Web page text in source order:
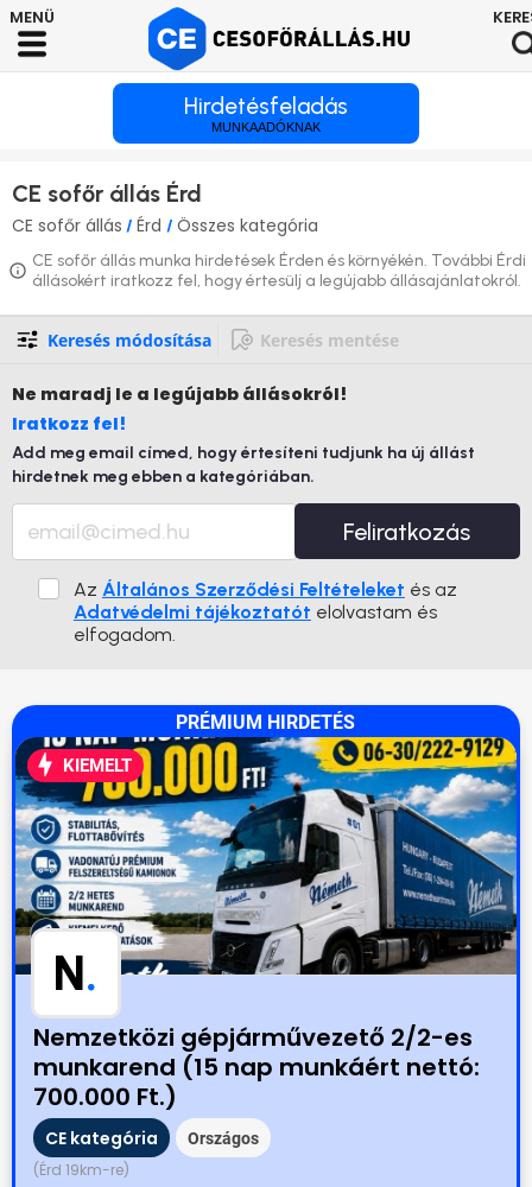
Hirdetésfeladás
MUNKAADÓKNAK
CE sofőr állás Érd
CE sofőr állás / Érd / Összes kategória
CE sofőr állás munka hirdetések Érden és környékén. További Érdi
állásokért iratkozz fel, hogy értesülj a legújabb állásajánlatokról.
Keresés módosítása Keresés mentése
Ne maradj le a legújabb állásokról!
Iratkozz fel!
Add meg email címed, hogy értesíteni tudjunk ha új állást
hirdetnek meg ebben a kategóriában.
Feliratkozás
Az Általános Szerződési Feltételeket és az
Adatvédelmi tájékoztatót elolvastam és
elfogadom.
PRÉMIUM HIRDETÉS
KIEMELT
N.
Nemzetközi gépjárművezető 2/2-es
munkarend (15 nap munkáért nettó:
700.000 Ft.)
CE kategória Országos
(Érd 19km-re)